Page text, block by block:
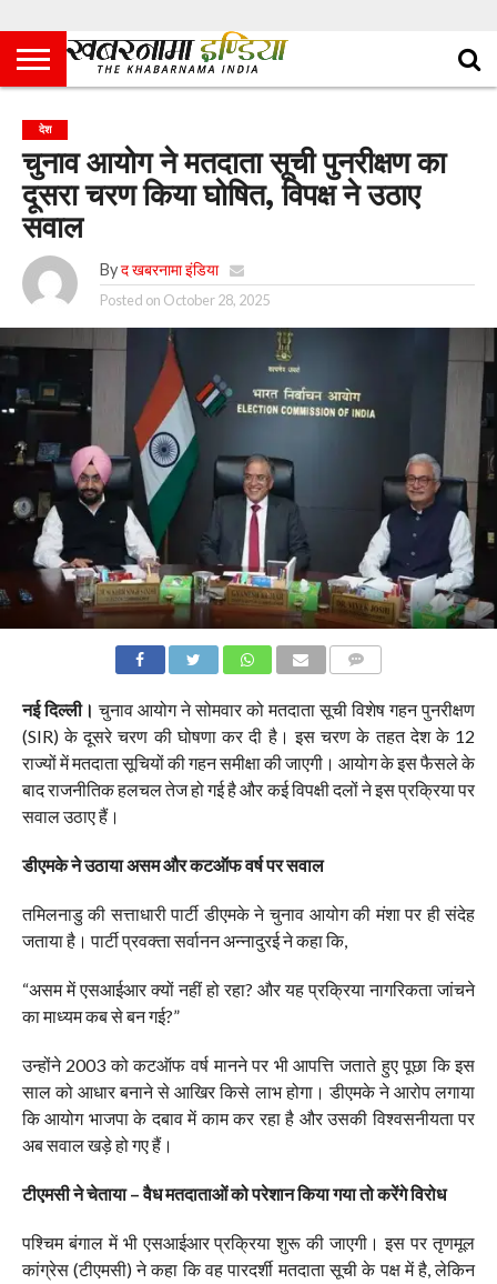
देश
चुनाव आयोग ने मतदाता सूची पुनरीक्षण का
दूसरा चरण किया घोषित, विपक्ष ने उठाए
सवाल
By द खबरनामा इंडिया
Posted on October 28, 2025
नई दिल्ली। चुनाव आयोग ने सोमवार को मतदाता सूची विशेष गहन पुनरीक्षण
(SIR) के दूसरे चरण की घोषणा कर दी है। इस चरण के तहत देश के 12
राज्यों में मतदाता सूचियों की गहन समीक्षा की जाएगी। आयोग के इस फैसले के
बाद राजनीतिक हलचल तेज हो गई है और कई विपक्षी दलों ने इस प्रक्रिया पर
सवाल उठाए हैं।
डीएमके ने उठाया असम और कटऑफ वर्ष पर सवाल
तमिलनाडु की सत्ताधारी पार्टी डीएमके ने चुनाव आयोग की मंशा पर ही संदेह
जताया है। पार्टी प्रवक्ता सर्वानन अन्नादुरई ने कहा कि,
“असम में एसआईआर क्यों नहीं हो रहा? और यह प्रक्रिया नागरिकता जांचने
का माध्यम कब से बन गई?”
उन्होंने 2003 को कटऑफ वर्ष मानने पर भी आपत्ति जताते हुए पूछा कि इस
साल को आधार बनाने से आखिर किसे लाभ होगा। डीएमके ने आरोप लगाया
कि आयोग भाजपा के दबाव में काम कर रहा है और उसकी विश्वसनीयता पर
अब सवाल खड़े हो गए हैं।
टीएमसी ने चेताया – वैध मतदाताओं को परेशान किया गया तो करेंगे विरोध
पश्चिम बंगाल में भी एसआईआर प्रक्रिया शुरू की जाएगी। इस पर तृणमूल
कांग्रेस (टीएमसी) ने कहा कि वह पारदर्शी मतदाता सूची के पक्ष में है, लेकिन